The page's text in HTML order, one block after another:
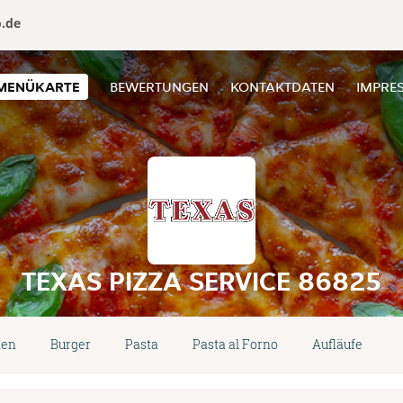
BEWERTUNGEN KONTAKTDATEN
TEXAS PIZZA SERVICE 86825
Burger Pasta Pasta al Forno Aufläufe